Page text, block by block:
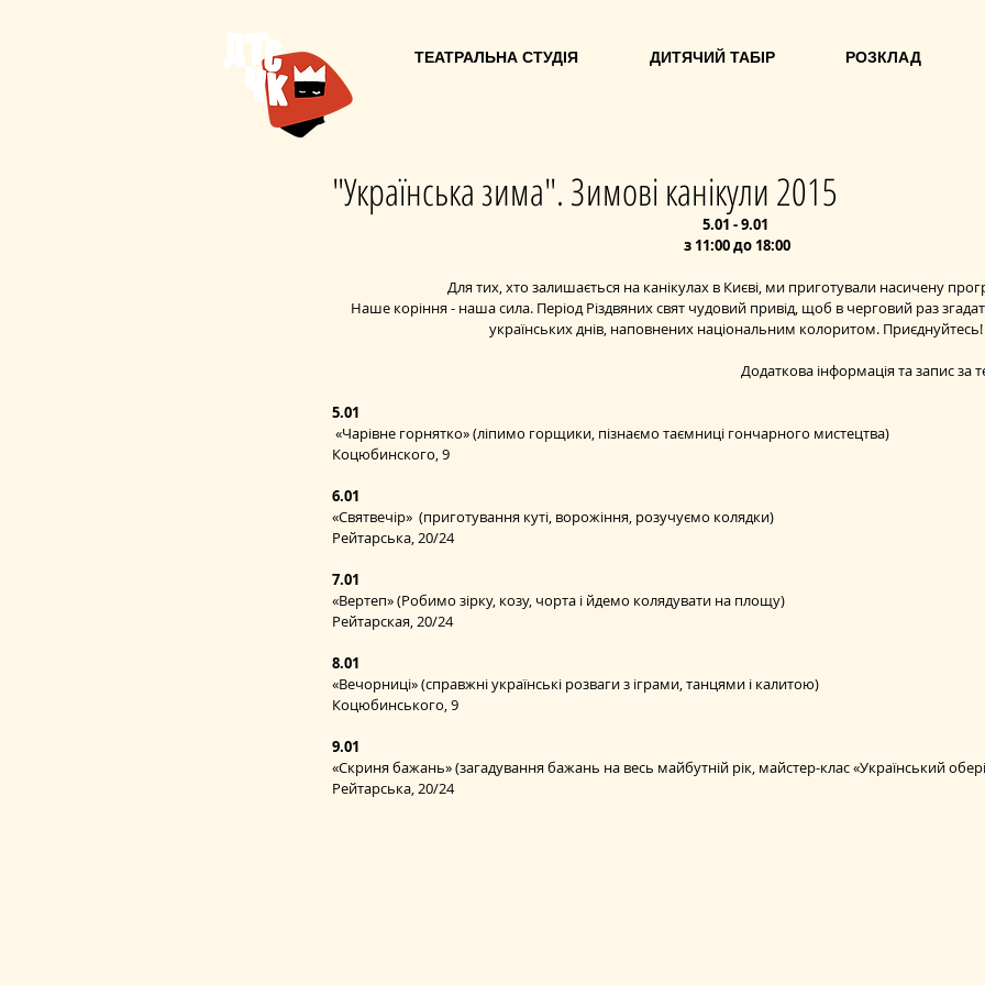
ТЕАТРАЛЬНА СТУДІЯ ДИТЯЧИЙ ТАБІР РОЗКЛАД
"Українська зима". Зимові канікули 2015
5.01 - 9.01
з 11:00 до 18:00
Для тих, хто залишається на канікулах в Києві, ми приготували насичену
Наше коріння - наша сила. Період Різдвяних свят чудовий привід, щоб в черговий раз
українських днів, наповнених національним колоритом.
Додаткова інформація та запис за
5.01
«Чарівне горнятко» (ліпимо горщики, пізнаємо таємниці гончарного мистецтва)
Коцюбинского, 9
6.01
«Святвечір»  (приготування куті, ворожіння, розучуємо колядки)
Рейтарська, 20/24
7.01
«Вертеп» (Робимо зірку, козу, чорта і йдемо колядувати на площу)
Рейтарская, 20/24
8.01
«Вечорниці» (справжні українські розваги з іграми, танцями і калитою)
Коцюбинського, 9
9.01
«Скриня бажань» (загадування бажань на весь майбутній рік, майстер-клас «Український
Рейтарська, 20/24